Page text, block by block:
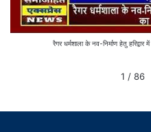
रैगर धर्मशाला के नव-निर्माण हेतु
1 / 86